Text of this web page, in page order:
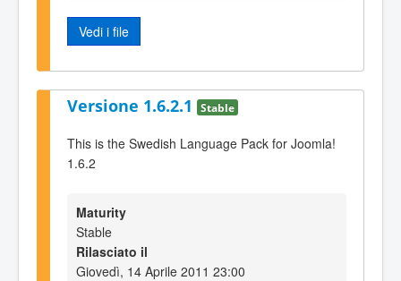
Vedi i file
Versione 1.6.2.1 Stable
This is the Swedish Language Pack for Joomla!
1.6.2
Maturity
Stable
Rilasciato il
Giovedì, 14 Aprile 2011 23:00